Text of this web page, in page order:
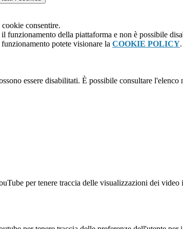
consentire.
funzionamento della piattaforma e non è possibile
potete visionare la COOKIE POLICY.
essere disabilitati. È possibile consultare
per tenere traccia delle visualizzazioni dei video